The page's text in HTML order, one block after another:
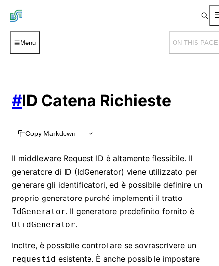
Menu ON THIS PAGE
#ID Catena Richieste
Copy Markdown
Il middleware Request ID è altamente flessibile. Il
generatore di ID (IdGenerator) viene utilizzato per
generare gli identificatori, ed è possibile definire un
proprio generatore purché implementi il tratto
IdGenerator. Il generatore predefinito fornito è
UlidGenerator.
Inoltre, è possibile controllare se sovrascrivere un
requestid esistente. È anche possibile impostare